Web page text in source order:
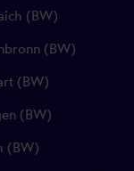
(BW)
(BW)
(BW)
(BW)
(BW)